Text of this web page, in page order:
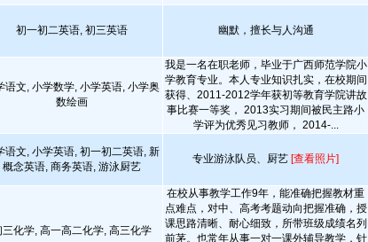
初一初二英语, 初三英语 幽默，擅长与人沟通
语文, 小学数学, 小学英语, 小学奥
数绘画
我是一名在职老师，毕业于广西师范学院小
学教育专业。本人专业知识扎实，在校期间
获得、2011-2012学年获初等教育学院讲故
事比赛一等奖， 2013实习期间被民主路小
学评为优秀见习教师， 2014-...
语文, 小学英语, 初一初二英语, 新
概念英语, 商务英语, 游泳厨艺
专业游泳队员、厨艺 [查看照片]
三化学, 高一高二化学, 高三化学
在校从事教学工作9年，能准确把握教材重
点难点，对中、高考考题动向把握准确，授
课思路清晰、耐心细致，所带班级成绩名列
前茅。也常年从事一对一课外辅导教学，针